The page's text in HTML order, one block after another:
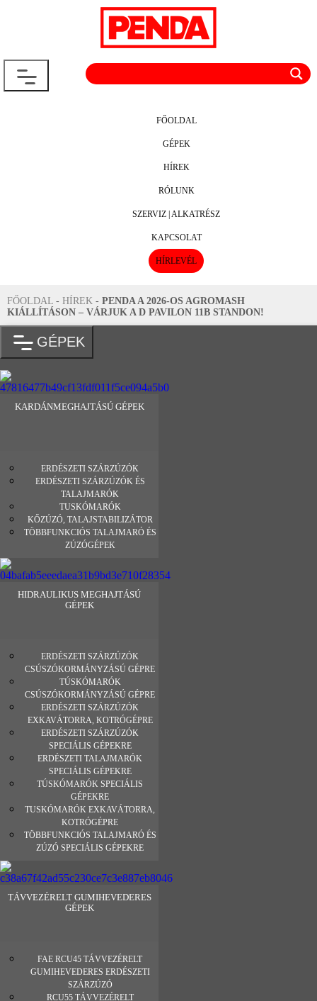
FŐOLDAL
GÉPEK
HÍREK
RÓLUNK
SZERVIZ | ALKATRÉSZ
KAPCSOLAT
HÍRLEVÉL
FŐOLDAL - HÍREK - PENDA A 2026-OS AGROMASH
KIÁLLÍTÁSON – VÁRJUK A D PAVILON 11B STANDON!
GÉPEK
KARDÁNMEGHAJTÁSÚ GÉPEK
ERDÉSZETI SZÁRZÚZÓK
ERDÉSZETI SZÁRZÚZÓK ÉS
TALAJMARÓK
TUSKÓMARÓK
KŐZÚZÓ, TALAJSTABILIZÁTOR
TÖBBFUNKCIÓS TALAJMARÓ ÉS
ZÚZÓGÉPEK
HIDRAULIKUS MEGHAJTÁSÚ
GÉPEK
ERDÉSZETI SZÁRZÚZÓK
CSÚSZÓKORMÁNYZÁSÚ GÉPRE
TÚSKÓMARÓK
CSÚSZÓKORMÁNYZÁSÚ GÉPRE
ERDÉSZETI SZÁRZÚZÓK
EXKAVÁTORRA, KOTRÓGÉPRE
ERDÉSZETI SZÁRZÚZÓK
SPECIÁLIS GÉPEKRE
ERDÉSZETI TALAJMARÓK
SPECIÁLIS GÉPEKRE
TÚSKÓMARÓK SPECIÁLIS
GÉPEKRE
TUSKÓMARÓK EXKAVÁTORRA,
KOTRÓGÉPRE
TÖBBFUNKCIÓS TALAJMARÓ ÉS
ZÚZÓ SPECIÁLIS GÉPEKRE
TÁVVEZÉRELT GUMIHEVEDERES
GÉPEK
FAE RCU45 TÁVVEZÉRELT
GUMIHEVEDERES ERDÉSZETI
SZÁRZÚZÓ
RCU55 TÁVVEZÉRELT